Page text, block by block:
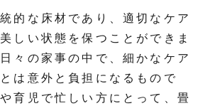
的な床材であり、適切なケア
しい状態を保つことができま
々の家事の中で、細かなケア
は意外と負担になるもので
育児で忙しい方にとって、畳